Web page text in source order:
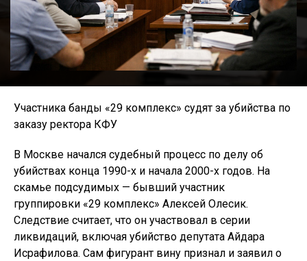
Участника банды «29 комплекс» судят за убийства по
заказу ректора КФУ
В Москве начался судебный процесс по делу об
убийствах конца 1990-х и начала 2000-х годов. На
скамье подсудимых — бывший участник
группировки «29 комплекс» Алексей Олесик.
Следствие считает, что он участвовал в серии
ликвидаций, включая убийство депутата Айдара
Исрафилова. Сам фигурант вину признал и заявил о